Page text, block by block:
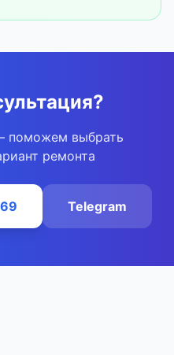
поможем выбрать
ремонта
Telegram